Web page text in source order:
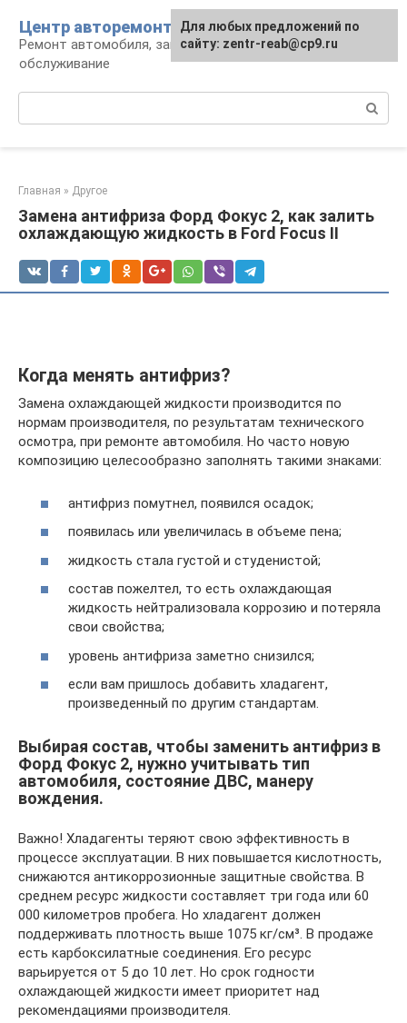
контенту
Центр авторемонта
Ремонт автомобиля, запчасти и
обслуживание
Главная » Другое
Замена антифриза Форд Фокус 2, как залить
охлаждающую жидкость в Ford Focus II
Когда менять антифриз?
Замена охлаждающей жидкости производится по
нормам производителя, по результатам технического
осмотра, при ремонте автомобиля. Но часто новую
композицию целесообразно заполнять такими знаками:
антифриз помутнел, появился осадок;
появилась или увеличилась в объеме пена;
жидкость стала густой и студенистой;
состав пожелтел, то есть охлаждающая
жидкость нейтрализовала коррозию и потеряла
свои свойства;
уровень антифриза заметно снизился;
если вам пришлось добавить хладагент,
произведенный по другим стандартам.
Выбирая состав, чтобы заменить антифриз в
Форд Фокус 2, нужно учитывать тип
автомобиля, состояние ДВС, манеру
вождения.
Важно! Хладагенты теряют свою эффективность в
процессе эксплуатации. В них повышается кислотность,
снижаются антикоррозионные защитные свойства. В
среднем ресурс жидкости составляет три года или 60
000 километров пробега. Но хладагент должен
поддерживать плотность выше 1075 кг/см³. В продаже
есть карбоксилатные соединения. Его ресурс
варьируется от 5 до 10 лет. Но срок годности
охлаждающей жидкости имеет приоритет над
рекомендациями производителя.
Для любых предложений по
сайту: zentr-reab@cp9.ru